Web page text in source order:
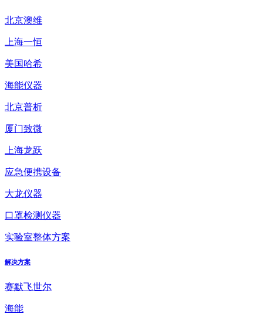
北京澳维
上海一恒
美国哈希
海能仪器
北京普析
厦门致微
上海龙跃
应急便携设备
大龙仪器
口罩检测仪器
实验室整体方案
解决方案
赛默飞世尔
海能